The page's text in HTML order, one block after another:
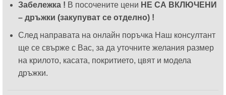
Забележка ! В посочените цени НЕ СА ВКЛЮЧЕНИ
– дръжки (закупуват се отделно) !
След направата на онлайн поръчка Наш консултант
ще се свърже с Вас, за да уточните желания размер
на крилото, касата, покритието, цвят и модела
дръжки.